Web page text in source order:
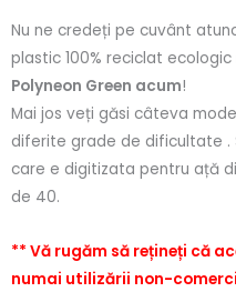
Nu ne credeți pe cuvânt
plastic 100% reciclat
Polyneon Green acum!
Mai jos veți găsi câteva
diferite grade de dificultate .
care e digitizata pentru ață
de 40.
** Vă rugăm să rețineți că
numai utilizării non-